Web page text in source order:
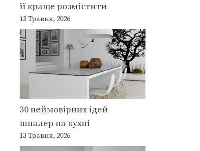
її краще розмістити
13 Травня, 2026
30 неймовірних ідей
шпалер на кухні
13 Травня, 2026